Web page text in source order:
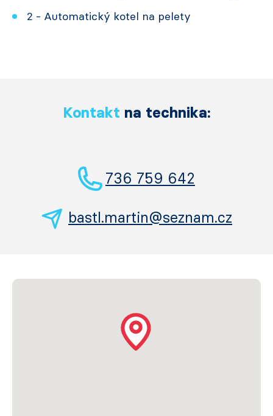
2 - Automatický kotel na pelety
Kontakt na technika:
736 759 642
bastl.martin@seznam.cz